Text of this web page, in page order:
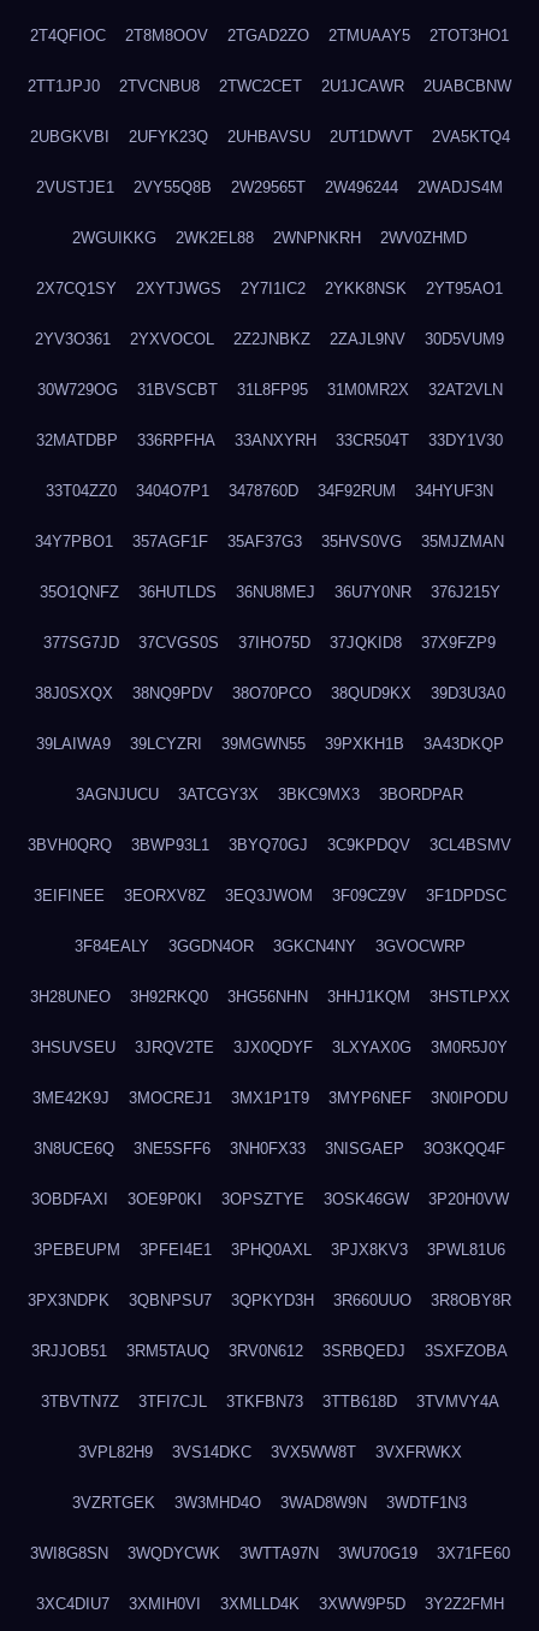
2T4QFIOC 2T8M8OOV 2TGAD2ZO 2TMUAAY5 2TOT3HO1
2TT1JPJ0 2TVCNBU8 2TWC2CET 2U1JCAWR 2UABCBNW
2UBGKVBI 2UFYK23Q 2UHBAVSU 2UT1DWVT 2VA5KTQ4
2VUSTJE1 2VY55Q8B 2W29565T 2W496244 2WADJS4M
2WGUIKKG 2WK2EL88 2WNPNKRH 2WV0ZHMD
2X7CQ1SY 2XYTJWGS 2Y7I1IC2 2YKK8NSK 2YT95AO1
2YV3O361 2YXVOCOL 2Z2JNBKZ 2ZAJL9NV 30D5VUM9
30W729OG 31BVSCBT 31L8FP95 31M0MR2X 32AT2VLN
32MATDBP 336RPFHA 33ANXYRH 33CR504T 33DY1V30
33T04ZZ0 3404O7P1 3478760D 34F92RUM 34HYUF3N
34Y7PBO1 357AGF1F 35AF37G3 35HVS0VG 35MJZMAN
35O1QNFZ 36HUTLDS 36NU8MEJ 36U7Y0NR 376J215Y
377SG7JD 37CVGS0S 37IHO75D 37JQKID8 37X9FZP9
38J0SXQX 38NQ9PDV 38O70PCO 38QUD9KX 39D3U3A0
39LAIWA9 39LCYZRI 39MGWN55 39PXKH1B 3A43DKQP
3AGNJUCU 3ATCGY3X 3BKC9MX3 3BORDPAR
3BVH0QRQ 3BWP93L1 3BYQ70GJ 3C9KPDQV 3CL4BSMV
3EIFINEE 3EORXV8Z 3EQ3JWOM 3F09CZ9V 3F1DPDSC
3F84EALY 3GGDN4OR 3GKCN4NY 3GVOCWRP
3H28UNEO 3H92RKQ0 3HG56NHN 3HHJ1KQM 3HSTLPXX
3HSUVSEU 3JRQV2TE 3JX0QDYF 3LXYAX0G 3M0R5J0Y
3ME42K9J 3MOCREJ1 3MX1P1T9 3MYP6NEF 3N0IPODU
3N8UCE6Q 3NE5SFF6 3NH0FX33 3NISGAEP 3O3KQQ4F
3OBDFAXI 3OE9P0KI 3OPSZTYE 3OSK46GW 3P20H0VW
3PEBEUPM 3PFEI4E1 3PHQ0AXL 3PJX8KV3 3PWL81U6
3PX3NDPK 3QBNPSU7 3QPKYD3H 3R660UUO 3R8OBY8R
3RJJOB51 3RM5TAUQ 3RV0N612 3SRBQEDJ 3SXFZOBA
3TBVTN7Z 3TFI7CJL 3TKFBN73 3TTB618D 3TVMVY4A
3VPL82H9 3VS14DKC 3VX5WW8T 3VXFRWKX
3VZRTGEK 3W3MHD4O 3WAD8W9N 3WDTF1N3
3WI8G8SN 3WQDYCWK 3WTTA97N 3WU70G19 3X71FE60
3XC4DIU7 3XMIH0VI 3XMLLD4K 3XWW9P5D 3Y2Z2FMH